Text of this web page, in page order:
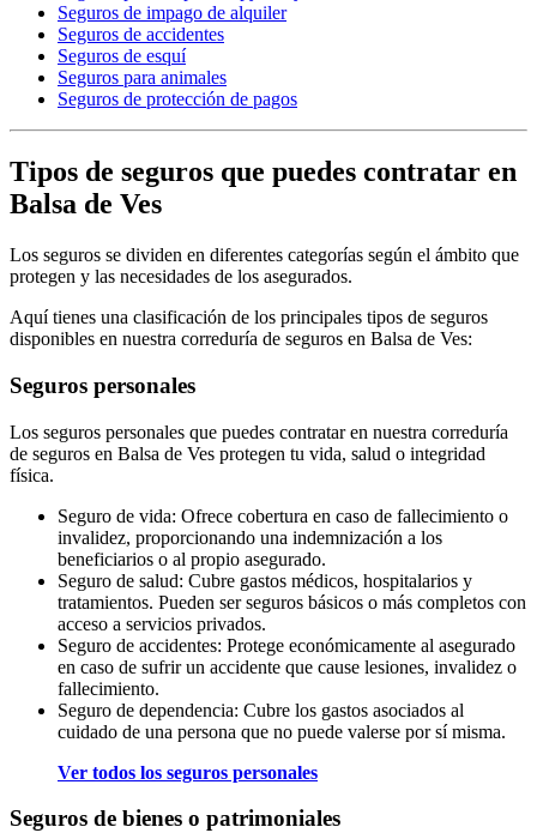
Seguros de impago de alquiler
Seguros de accidentes
Seguros de esquí
Seguros para animales
Seguros de protección de pagos
Tipos de seguros que puedes contratar en
Balsa de Ves
Los seguros se dividen en diferentes categorías según el ámbito que
protegen y las necesidades de los asegurados.
Aquí tienes una clasificación de los principales tipos de seguros
disponibles en nuestra correduría de seguros en Balsa de Ves:
Seguros personales
Los seguros personales que puedes contratar en nuestra correduría
de seguros en Balsa de Ves protegen tu vida, salud o integridad
física.
Seguro de vida: Ofrece cobertura en caso de fallecimiento o
invalidez, proporcionando una indemnización a los
beneficiarios o al propio asegurado.
Seguro de salud: Cubre gastos médicos, hospitalarios y
tratamientos. Pueden ser seguros básicos o más completos con
acceso a servicios privados.
Seguro de accidentes: Protege económicamente al asegurado
en caso de sufrir un accidente que cause lesiones, invalidez o
fallecimiento.
Seguro de dependencia: Cubre los gastos asociados al
cuidado de una persona que no puede valerse por sí misma.
Ver todos los seguros personales
Seguros de bienes o patrimoniales